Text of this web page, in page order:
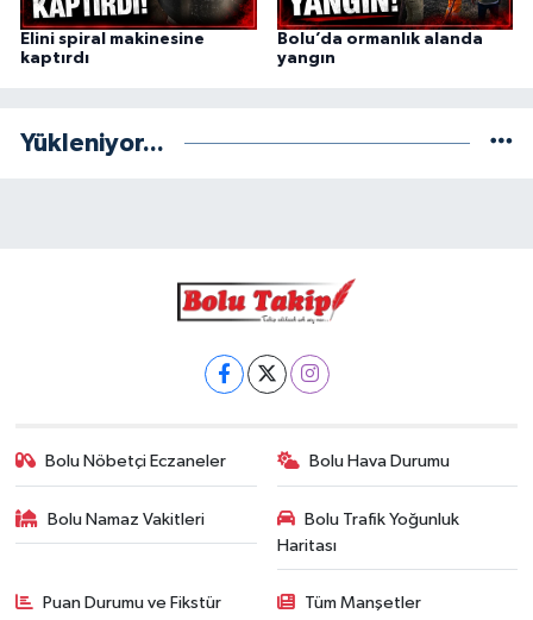
Elini spiral makinesine
kaptırdı
Bolu’da ormanlık alanda
yangın
Yükleniyor...
Bolu Nöbetçi Eczaneler Bolu Hava Durumu
Bolu Namaz Vakitleri
Bolu Trafik Yoğunluk
Haritası
Puan Durumu ve Fikstür Tüm Manşetler